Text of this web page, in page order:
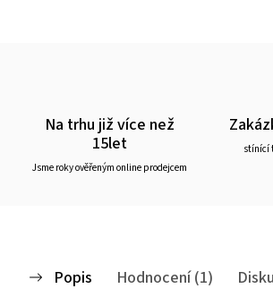
Na trhu již více než
15let
Jsme roky ověřeným online prodejcem
stínící
Popis Hodnocení (1)